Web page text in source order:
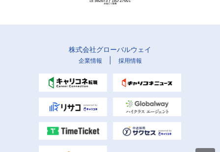
株式会社グローバルウェイ
企業情報 採用情報